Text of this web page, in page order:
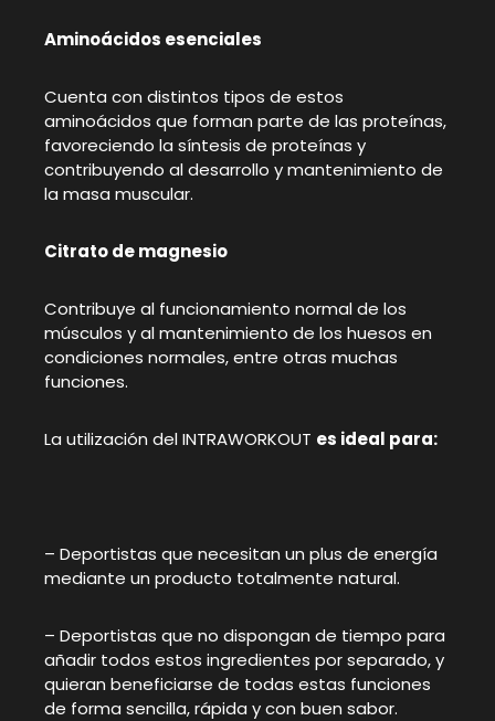
Aminoácidos esenciales
Cuenta con distintos tipos de estos
aminoácidos que forman parte de las proteínas,
favoreciendo la síntesis de proteínas y
contribuyendo al desarrollo y mantenimiento de
la masa muscular.
Citrato de magnesio
Contribuye al funcionamiento normal de los
músculos y al mantenimiento de los huesos en
condiciones normales, entre otras muchas
funciones.
La utilización del INTRAWORKOUT es ideal para:
– Deportistas que necesitan un plus de energía
mediante un producto totalmente natural.
– Deportistas que no dispongan de tiempo para
añadir todos estos ingredientes por separado, y
quieran beneficiarse de todas estas funciones
de forma sencilla, rápida y con buen sabor.